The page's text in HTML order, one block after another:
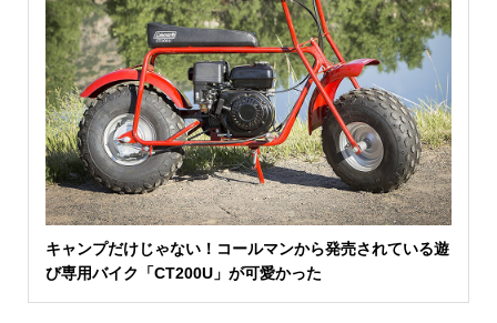
キャンプだけじゃない！コールマンから発売されている遊
び専用バイク「CT200U」が可愛かった